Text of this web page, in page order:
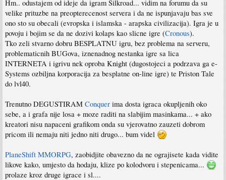
Hm.. odustajem od ideje da igram Silkroad... vidim na forumu da su
velike prituzbe na preopterecenost servera i da ne ispunjavaju bas sve
ono sto su obecali (evropska i islamska - arapska civilizacija). Igra je u
povoju i bojim se da ne dozivi kolaps kao slicne igre (Cronous).
Tko zeli stvarno dobru BESPLATNU igru, bez problema na serveru,
problematicnih BUGova, iznenadnog nestanka igre sa lica
INTERNETA i igrivu nek oproba Knight (dugostojeci a podrzava ga e-
Systems ozbiljna korporacija za besplatne on-line igre) te Priston Tale
do lvl40.
Trenutno DEGUSTIRAM Conquer ima dosta igraca okupljenih oko
sebe, a i grafa nije losa + moze raditi na slabijim masinkama... + ako
kreatori nisu napaceni grafikom onda su vjerovatno zauzeti dobrom
pricom ili nemaju niti jedno niti drugo... bum videl
PlaneShift MMORPG, zaobidjite obavezno da ne ograjisete kada vidite
likove kako, umjesto da hodaju, klize po kolodvoru i stepenicama...
prolaze kroz druge igrace i sl....